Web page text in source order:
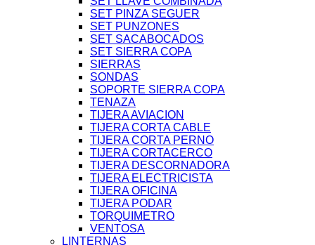
SET PINZA SEGUER
SET PUNZONES
SET SACABOCADOS
SET SIERRA COPA
SIERRAS
SONDAS
SOPORTE SIERRA COPA
TENAZA
TIJERA AVIACION
TIJERA CORTA CABLE
TIJERA CORTA PERNO
TIJERA CORTACERCO
TIJERA DESCORNADORA
TIJERA ELECTRICISTA
TIJERA OFICINA
TIJERA PODAR
TORQUIMETRO
VENTOSA
LINTERNAS